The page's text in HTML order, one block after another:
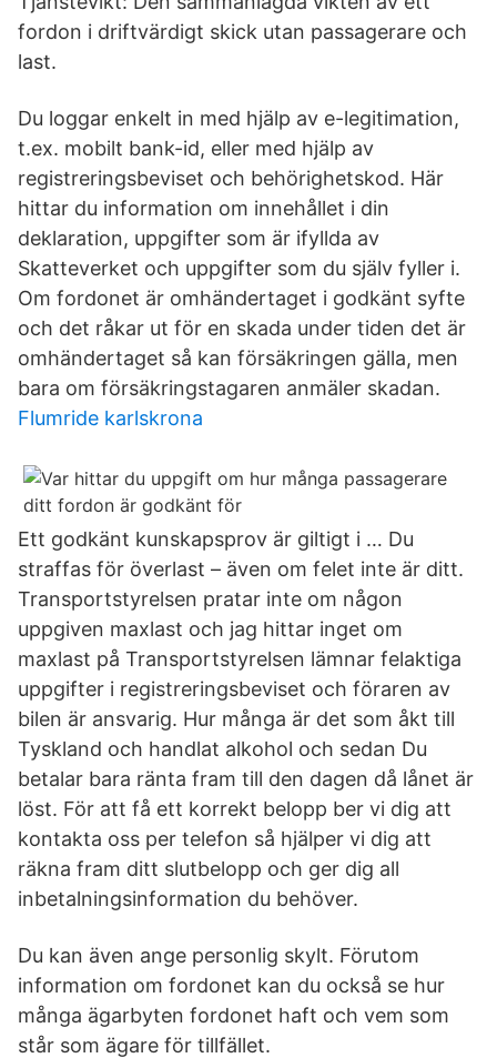
fordon i driftvärdigt skick utan passagerare och
last.
Du loggar enkelt in med hjälp av e-legitimation,
t.ex. mobilt bank-id, eller med hjälp av
registreringsbeviset och behörighetskod. Här
hittar du information om innehållet i din
deklaration, uppgifter som är ifyllda av
Skatteverket och uppgifter som du själv fyller i.
Om fordonet är omhändertaget i godkänt syfte
och det råkar ut för en skada under tiden det är
omhändertaget så kan försäkringen gälla, men
bara om försäkringstagaren anmäler skadan.
Flumride karlskrona
Ett godkänt kunskapsprov är giltigt i … Du
straffas för överlast – även om felet inte är ditt.
Transportstyrelsen pratar inte om någon
uppgiven maxlast och jag hittar inget om
maxlast på Transportstyrelsen lämnar felaktiga
uppgifter i registreringsbeviset och föraren av
bilen är ansvarig. Hur många är det som åkt till
Tyskland och handlat alkohol och sedan Du
betalar bara ränta fram till den dagen då lånet är
löst. För att få ett korrekt belopp ber vi dig att
kontakta oss per telefon så hjälper vi dig att
räkna fram ditt slutbelopp och ger dig all
inbetalningsinformation du behöver.
Du kan även ange personlig skylt. Förutom
information om fordonet kan du också se hur
många ägarbyten fordonet haft och vem som
står som ägare för tillfället.